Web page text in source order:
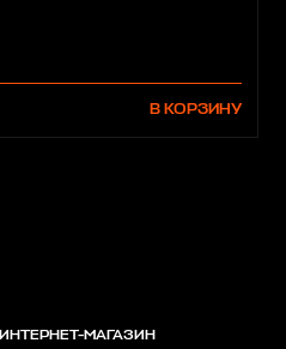
В КОРЗИНУ
ИНТЕРНЕТ-МАГАЗИН